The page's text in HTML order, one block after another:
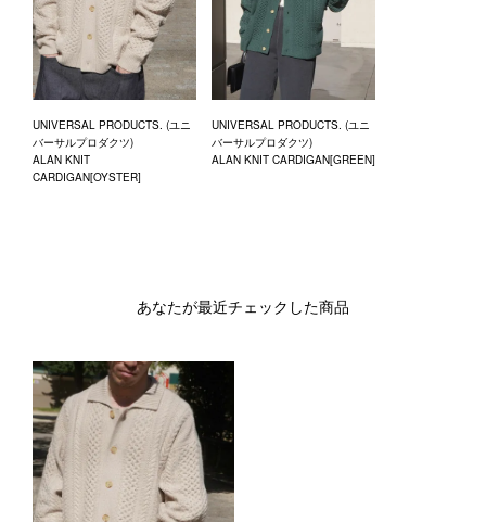
UNIVERSAL PRODUCTS. (ユニ
バーサルプロダクツ)
ALAN KNIT
CARDIGAN[OYSTER]
UNIVERSAL PRODUCTS. (ユニ
バーサルプロダクツ)
ALAN KNIT CARDIGAN[GREEN]
あなたが最近チェックした商品